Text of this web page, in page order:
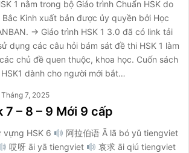
1 nằm trong bộ Giáo trình Chuẩn HSK do
Kinh xuất bản được ủy quyền bởi Học
→ Giáo trình HSK 1 3.0 đã có link tải
dụng các câu hỏi bám sát đề thi HSK 1 làm
chủ đề quen thuộc, khoa học. Cuốn sách
dành cho người mới bắt…
Tháng 7, 2025
– 8 – 9 Mới 9 cấp
vựng HSK 6
阿拉伯语 Ā lā bó yǔ tiengviet
哎呀 āi yā tiengviet
哀求 āi qiú tiengviet